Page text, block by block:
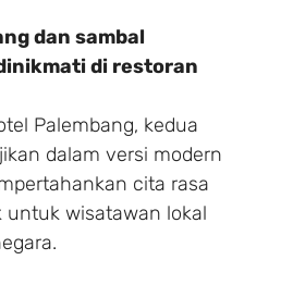
dan sambal
di restoran
Palembang, kedua
dalam versi modern
cita rasa
untuk wisatawan lokal